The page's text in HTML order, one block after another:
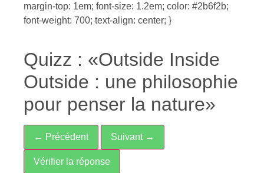
margin-top: 1em; font-size: 1.2em; color: #2b6f2b;
font-weight: 700; text-align: center; }
Quizz : «Outside Inside
Outside : une philosophie
pour penser la nature»
← Précédent Suivant →
Vérifier la réponse